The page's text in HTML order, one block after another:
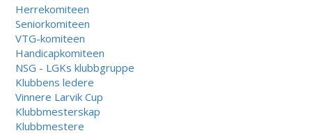
Herrekomiteen
Seniorkomiteen
VTG-komiteen
Handicapkomiteen
NSG - LGKs klubbgruppe
Klubbens ledere
Vinnere Larvik Cup
Klubbmesterskap
Klubbmestere